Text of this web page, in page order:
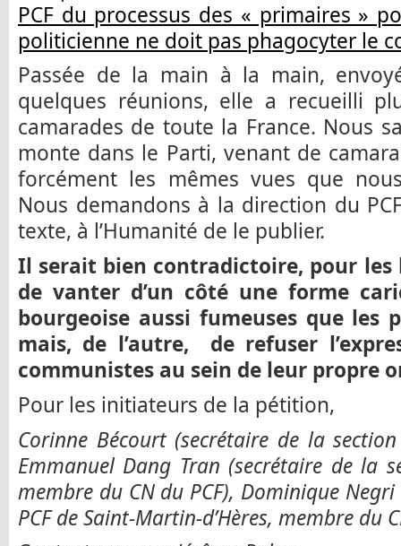
PCF du processus des « primaires »
politicienne ne doit pas phagocyter le
Passée de la main à la main,
quelques réunions, elle a recueilli
camarades de toute la France. Nous
monte dans le Parti, venant de
forcément les mêmes vues que
Nous demandons à la direction du
texte, à l’Humanité de le publier.
Il serait bien contradictoire, pour les
de vanter d’un côté une forme
bourgeoise aussi fumeuses que les
mais, de l’autre, de refuser
communistes au sein de leur propre
Pour les initiateurs de la pétition,
Corinne Bécourt (secrétaire de la
Emmanuel Dang Tran (secrétaire de la
membre du CN du PCF), Dominique
PCF de Saint-Martin-d’Hères, membre du